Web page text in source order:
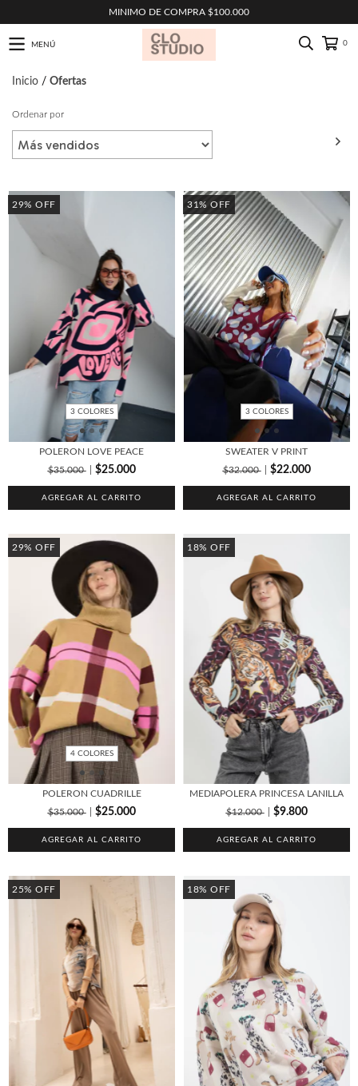
MINIMO DE COMPRA $100.000
MENÚ 0
Inicio / Ofertas
Ordenar por
29% OFF
3 COLORES
POLERON LOVE PEACE
$35.000
$25.000
AGREGAR AL CARRITO
31% OFF
3 COLORES
SWEATER V PRINT
$32.000
$22.000
AGREGAR AL CARRITO
29% OFF
4 COLORES
POLERON CUADRILLE
$35.000
$25.000
AGREGAR AL CARRITO
18% OFF
MEDIAPOLERA PRINCESA LANILLA
$12.000
$9.800
AGREGAR AL CARRITO
25% OFF 18% OFF